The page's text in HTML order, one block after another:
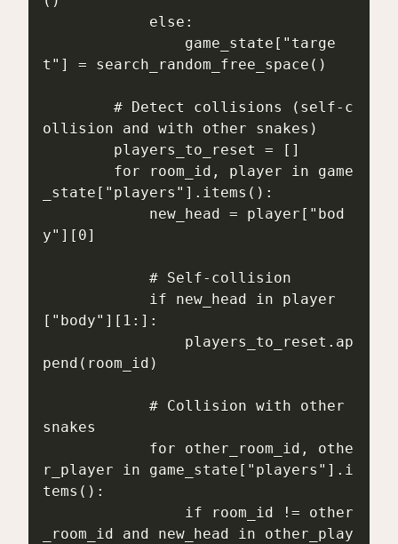
t"] = search_random_free_space()
ollision and with other snakes)
_state["players"].items():
y"][0]
["body"][1:]:
pend(room_id)
snakes
r_player in game_state["players"].i
tems():
_room_id and new_head in other_play